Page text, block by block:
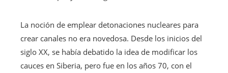
La noción de emplear detonaciones nucleares para
crear canales no era novedosa. Desde los inicios del
siglo XX, se había debatido la idea de modificar los
cauces en Siberia, pero fue en los años 70, con el